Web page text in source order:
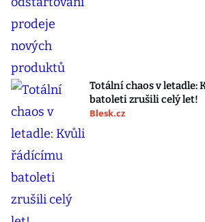
Totální chaos v letadle:
batoleti zrušili celý let!
Blesk.cz